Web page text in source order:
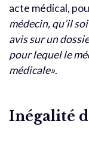
acte médical,
médecin, qu’il
avis sur un
pour lequel le
médicale».
Inégalité